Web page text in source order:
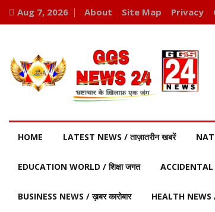
Aug 7, 2026 About Site Map Privacy
HOME LATEST NEWS / ताज़ातरीन खबरें
EDUCATION WORLD / शिक्षा जगत ACCIDENTAL
BUSINESS NEWS / ख़बर कारोबार HEALTH NEWS /